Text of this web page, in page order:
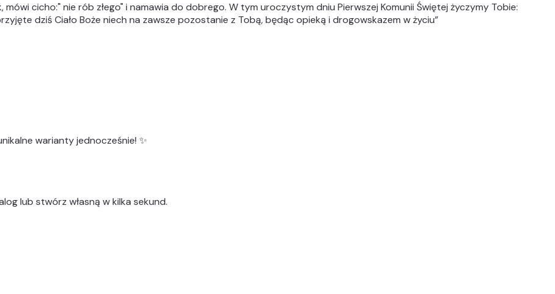
mówi cicho:" nie rób złego" i namawia do dobrego. W tym uroczystym dniu Pierwszej Komunii Świętej życzymy Tobie:
dziś Ciało Boże niech na zawsze pozostanie z Tobą, będąc opieką i drogowskazem w życiu”
wariantyjednocześnie! ✨
lub stwórz własną w kilka sekund.